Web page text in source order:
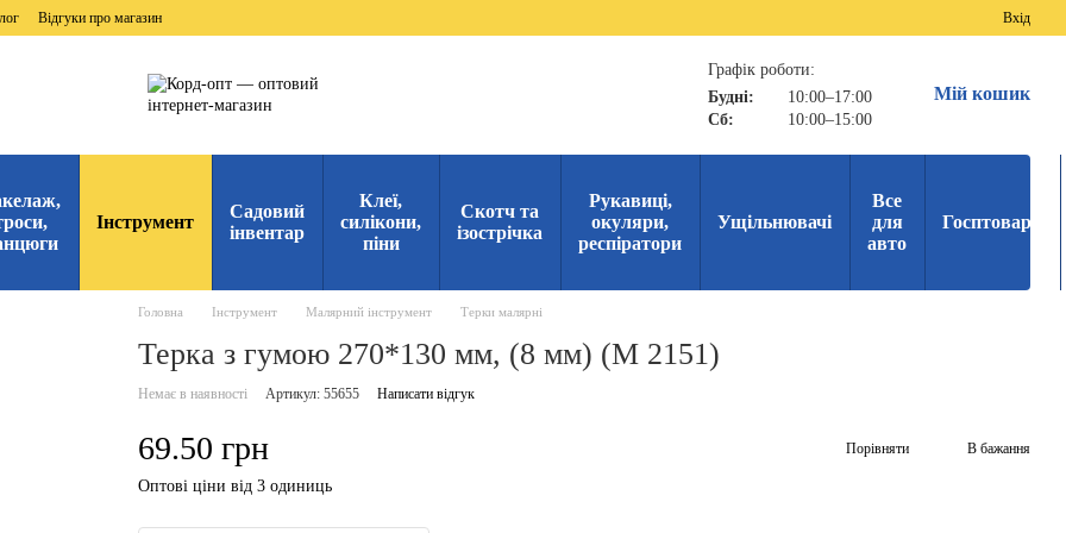
Відгуки про магазин Вхід
Графік роботи:
Будні:
10:00–17:00
Сб:
10:00–15:00
Мій кошик
Інструмент
Садовий
інвентар
Клеї,
силікони,
піни
Скотч та
ізострічка
Рукавиці,
окуляри,
респіратори
Ущільнювачі
Все
для
авто
Госптовари
Головна Інструмент Малярний інструмент Терки малярні
Терка з гумою 270*130 мм, (8 мм) (М 2151)
Немає в наявності Артикул: 55655 Написати відгук
69.50 грн Порівняти В бажання
Оптові ціни від 3 одиниць